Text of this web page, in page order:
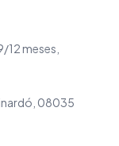
meses,
08035